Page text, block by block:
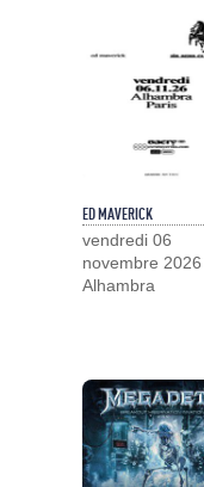
ED MAVERICK
vendredi 06
novembre 2026
Alhambra